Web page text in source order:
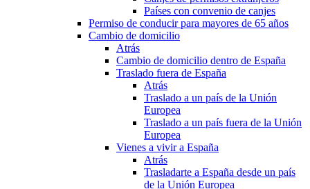
Países con convenio de canjes
Permiso de conducir para mayores de 65 años
Cambio de domicilio
Atrás
Cambio de domicilio dentro de España
Traslado fuera de España
Atrás
Traslado a un país de la Unión
Europea
Traslado a un país fuera de la Unión
Europea
Vienes a vivir a España
Atrás
Trasladarte a España desde un país
de la Unión Europea